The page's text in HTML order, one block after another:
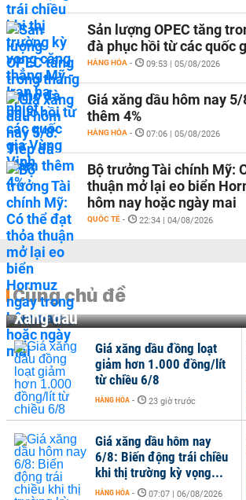
Sản lượng OPEC tăng
đà phục hồi từ các quốc
HÀNG HÓA - 09:53 | 05/08/2026
Giá xăng dầu hôm nay
thêm 4%
HÀNG HÓA - 07:06 | 05/08/2026
Bộ trưởng Tài chính Mỹ:
thuận mở lại eo biển
hôm nay hoặc ngày mai
QUỐC TẾ - 22:34 | 04/08/2026
Cùng chủ đề
Xăng dầu
Giá xăng dầu đồng loạt
giảm hơn 1.000 đồng/lít
từ chiều 6/8
HÀNG HÓA - 23 giờ trước
Giá xăng dầu hôm nay
6/8: Biến động trái chiều
khi thị trường kỳ vọng...
HÀNG HÓA - 07:07 | 06/08/2026